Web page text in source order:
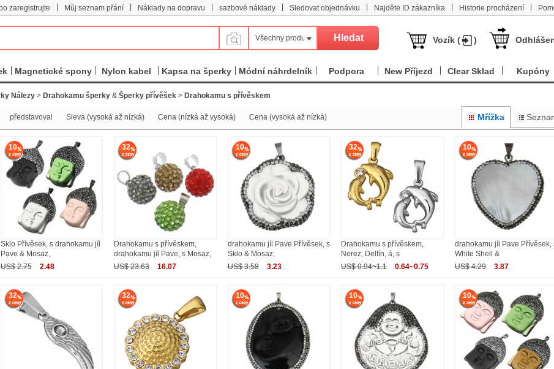
zaregistrujte Můj seznam přání Náklady na dopravu sazbové náklady Sledovat objednávku Najděte ID zákazníka Historie procházení
Všechny produkt Vozík ( )
Magnetické spony Nylon kabel Kapsa na šperky Módní náhrdelník Podpora New Příjezd Clear Sklad Kupóny
Nálezy> Drahokamu šperky& Šperky přívěšek> Drahokamu s přívěskem
představoval Sleva (vysoká až nízká) Cena (nízká až vysoká) Cena (vysoká až nízká) Mřížka
10
Sklo Přívěsek, s drahokamu jíl
Pave & Mosaz,
US$ 2.75
2.48
32
Drahokamu s přívěskem,
drahokamu jíl Pave, s Mosaz,
US$ 23.63
16.07
10
drahokamu jíl Pave Přívěsek, s
Sklo & Mosaz,
US$ 3.58
3.23
32
Drahokamu s přívěskem,
Nerez, Delfín, á, s
US$ 0.94~1.1
0.64~0.75
10
drahokamu jíl Pave Přívěsek,
White Shell &
US$ 4.29
3.87
32 32 10 10 10